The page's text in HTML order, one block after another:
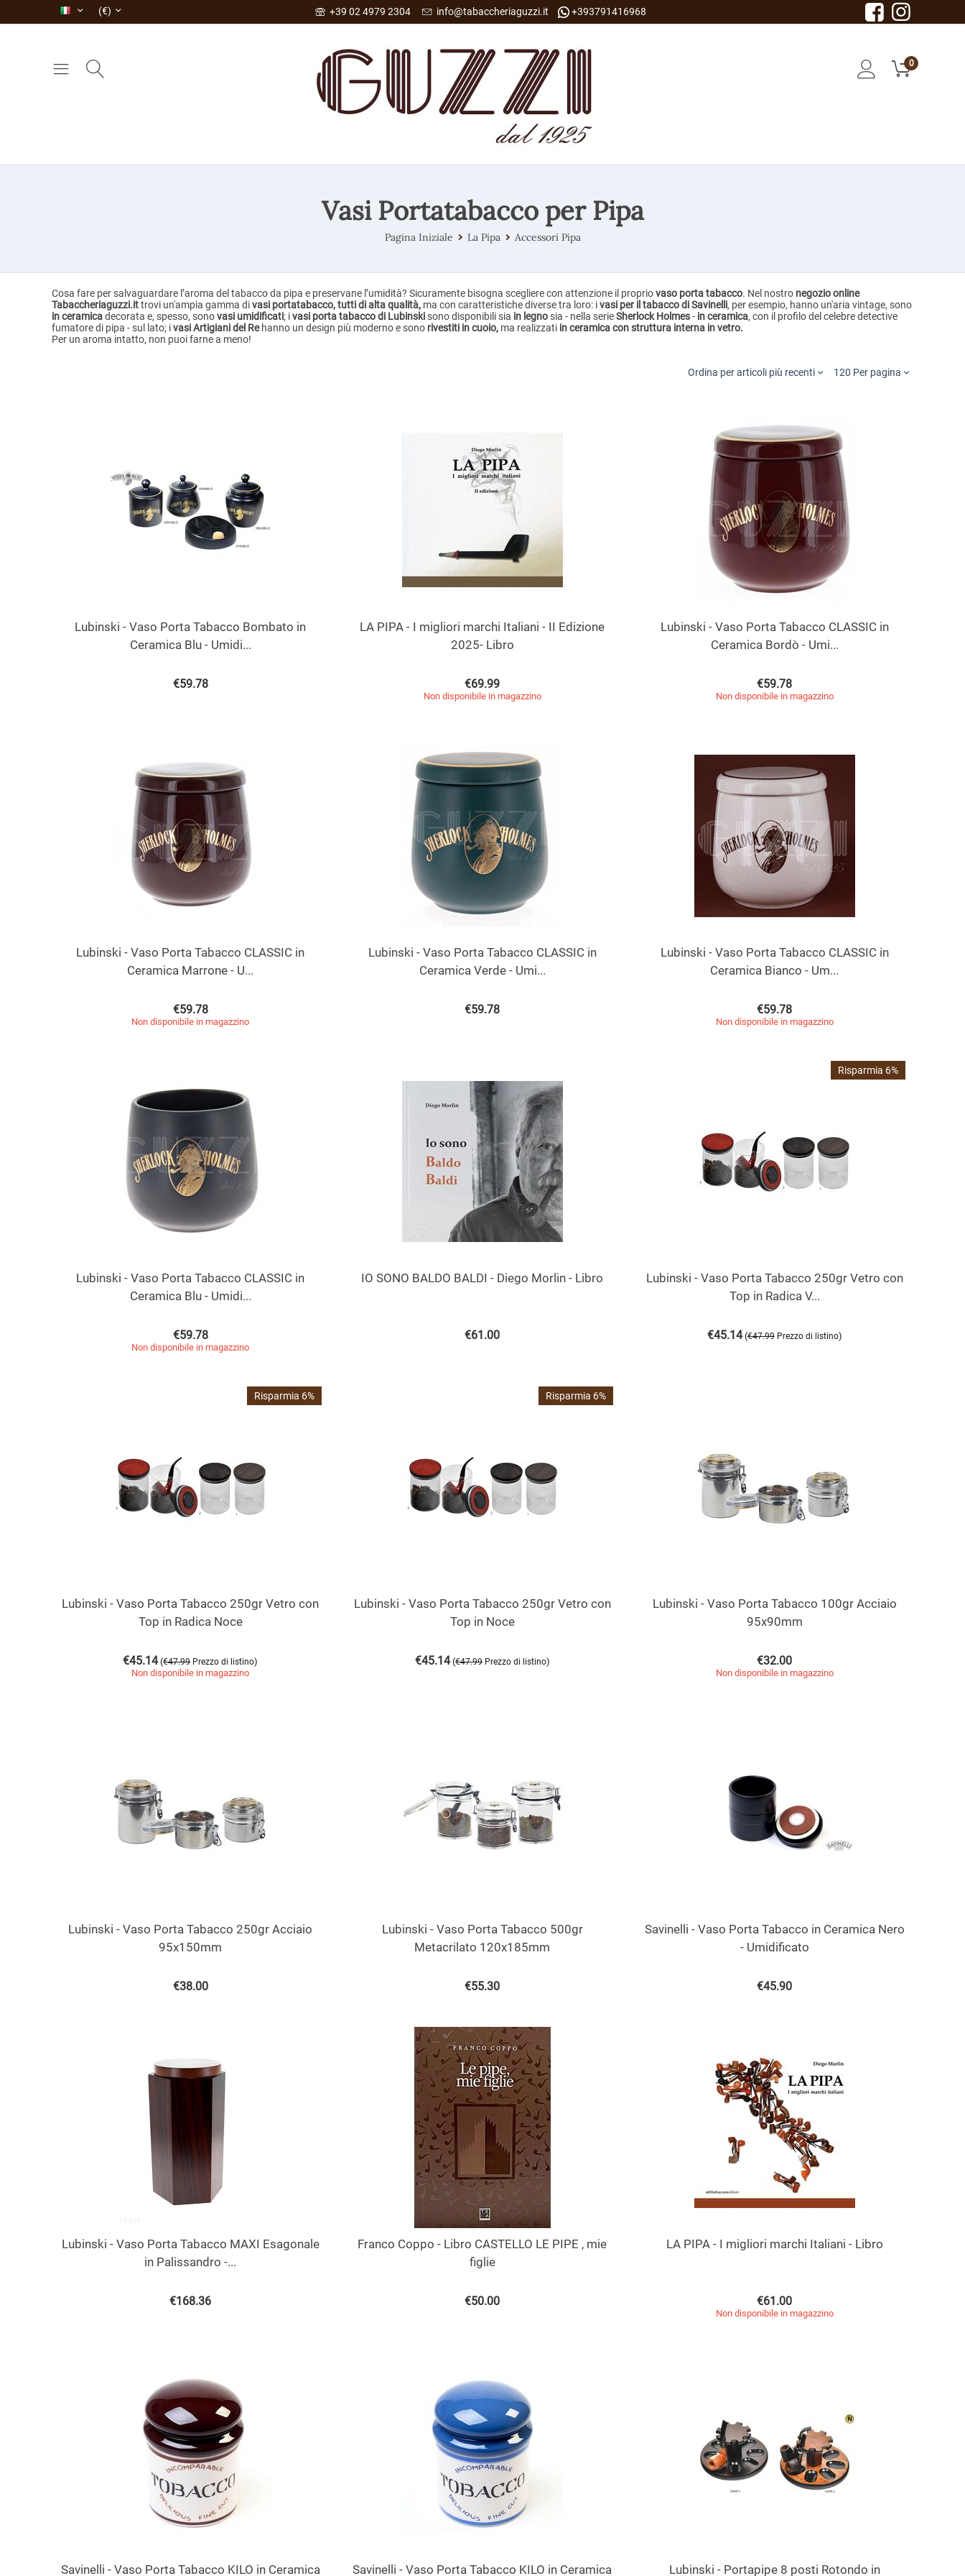
(€) +39 02 4979 2304 info@tabaccheriaguzzi.it +393791416968
0
Vasi Portatabacco per Pipa
Pagina Iniziale La Pipa Accessori Pipa
Cosa fare per salvaguardare l’aroma del tabacco da pipa e preservane l’umidità? Sicuramente bisogna scegliere con attenzione il propriovaso porta tabacco. Nel nostro negozio online
Tabaccheriaguzzi.ittrovi un'ampia gamma divasi portatabacco, tutti di alta qualità, ma con caratteristiche diverse tra loro: ivasi per il tabacco di Savinelli, per esempio, hanno un'aria vintage, sono
in ceramicadecorata e, spesso, sonovasi umidificati; ivasi porta tabacco di Lubinskisono disponibili sia in legnosia - nella serieSherlock Holmes- in ceramica, con il profilo del celebre detective
fumatore di pipa - sul lato; ivasi Artigiani del Rehanno un design più moderno e sono rivestiti in cuoio, ma realizzati in ceramica con struttura interna in vetro.
Per un aroma intatto, non puoi farne a meno!
Ordina per articoli più recenti 120 Per pagina
Lubinski - Vaso Porta Tabacco Bombato in
Ceramica Blu - Umidi...
€59.78
LA PIPA - I migliori marchi Italiani - II Edizione
2025- Libro
€69.99
Non disponibile in magazzino
Lubinski - Vaso Porta Tabacco CLASSIC in
Ceramica Bordò - Umi...
€59.78
Non disponibile in magazzino
Lubinski - Vaso Porta Tabacco CLASSIC in
Ceramica Marrone - U...
€59.78
Non disponibile in magazzino
Lubinski - Vaso Porta Tabacco CLASSIC in
Ceramica Verde - Umi...
€59.78
Lubinski - Vaso Porta Tabacco CLASSIC in
Ceramica Bianco - Um...
€59.78
Non disponibile in magazzino
Lubinski - Vaso Porta Tabacco CLASSIC in
Ceramica Blu - Umidi...
€59.78
Non disponibile in magazzino
IO SONO BALDO BALDI - Diego Morlin - Libro
€61.00
Risparmia 6%
Lubinski - Vaso Porta Tabacco 250gr Vetro con
Top in Radica V...
€45.14 (€47.99 Prezzo di listino)
Risparmia 6%
Lubinski - Vaso Porta Tabacco 250gr Vetro con
Top in Radica Noce
€45.14 (€47.99 Prezzo di listino)
Non disponibile in magazzino
Risparmia 6%
Lubinski - Vaso Porta Tabacco 250gr Vetro con
Top in Noce
€45.14 (€47.99 Prezzo di listino)
Lubinski - Vaso Porta Tabacco 100gr Acciaio
95x90mm
€32.00
Non disponibile in magazzino
Lubinski - Vaso Porta Tabacco 250gr Acciaio
95x150mm
€38.00
Lubinski - Vaso Porta Tabacco 500gr
Metacrilato 120x185mm
€55.30
Savinelli - Vaso Porta Tabacco in Ceramica Nero
- Umidificato
€45.90
Lubinski - Vaso Porta Tabacco MAXI Esagonale
in Palissandro -...
€168.36
Franco Coppo - Libro CASTELLO LE PIPE , mie
figlie
€50.00
LA PIPA - I migliori marchi Italiani - Libro
€61.00
Non disponibile in magazzino
Savinelli - Vaso Porta Tabacco KILO in Ceramica Savinelli - Vaso Porta Tabacco KILO in Ceramica Lubinski - Portapipe 8 posti Rotondo in